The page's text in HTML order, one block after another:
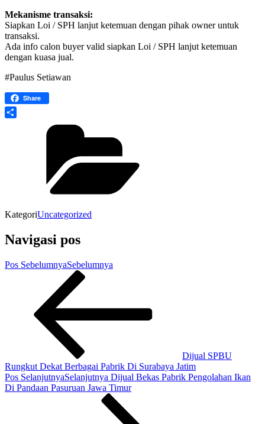
Mekanisme transaksi:
Siapkan Loi / SPH lanjut ketemuan dengan pihak owner untuk
transaksi.
Ada info calon buyer valid siapkan Loi / SPH lanjut ketemuan
dengan kuasa jual.
#Paulus Setiawan
Share
KategoriUncategorized
Navigasi pos
Pos SebelumnyaSebelumnya
Dijual SPBU
Rungkut Dekat Berbagai Pabrik Di Surabaya Jatim
Pos SelanjutnyaSelanjutnya Dijual Bekas Pabrik Pengolahan Ikan
Di Pandaan Pasuruan Jawa Timur